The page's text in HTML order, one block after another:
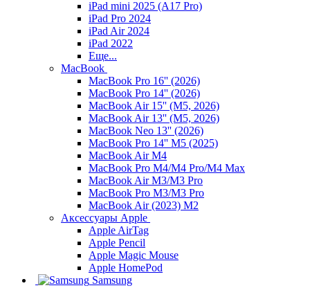
iPad mini 2025 (A17 Pro)
iPad Pro 2024
iPad Air 2024
iPad 2022
Еще...
MacBook
MacBook Pro 16'' (2026)
MacBook Pro 14'' (2026)
MacBook Air 15'' (M5, 2026)
MacBook Air 13'' (M5, 2026)
MacBook Neo 13'' (2026)
MacBook Pro 14'' M5 (2025)
MacBook Air M4
MacBook Pro M4/M4 Pro/M4 Max
MacBook Air M3/M3 Pro
MacBook Pro M3/M3 Pro
MacBook Air (2023) M2
Аксессуары Apple
Apple AirTag
Apple Pencil
Apple Magic Mouse
Apple HomePod
Samsung